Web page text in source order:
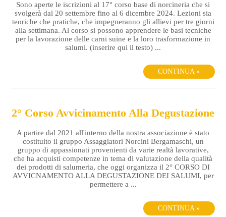
Sono aperte le iscrizioni al 17° corso base di norcineria che si
svolgerà dal 20 settembre fino al 6 dicembre 2024. Lezioni sia
teoriche che pratiche, che impegneranno gli allievi per tre giorni
alla settimana. Al corso si possono apprendere le basi tecniche
per la lavorazione delle carni suine e la loro trasformazione in
salumi. (inserire qui il testo) ...
CONTINUA »
2° Corso Avvicinamento Alla Degustazione
A partire dal 2021 all'interno della nostra associazione è stato
costituito il gruppo Assaggiatori Norcini Bergamaschi, un
gruppo di appassionati provenienti da varie realtà lavorative,
che ha acquisti competenze in tema di valutazione della qualità
dei prodotti di salumeria, che oggi organizza il 2° CORSO DI
AVVICNAMENTO ALLA DEGUSTAZIONE DEI SALUMI, per
permettere a ...
CONTINUA »